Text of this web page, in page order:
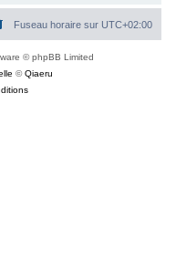
Fuseau horaire sur UTC+02:00
© phpBB Limited
©Qiaeru